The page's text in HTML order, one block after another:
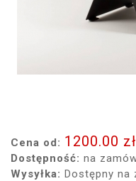
Cena od: 1200.00 zł
Dostępność: na
Wysyłka: Dostępny na